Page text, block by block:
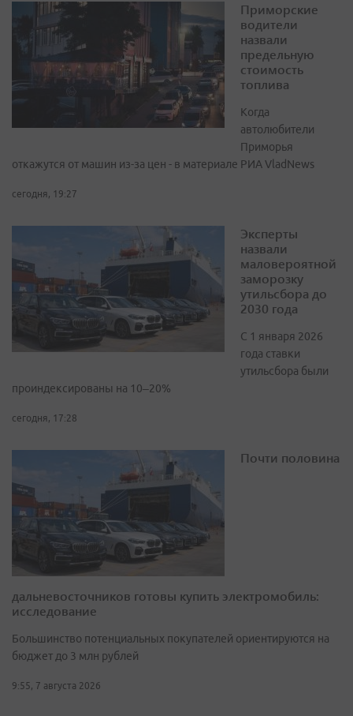
Приморские
водители
назвали
предельную
стоимость
топлива
Когда
автолюбители
Приморья
откажутся от машин из-за цен - в материале РИА VladNews
сегодня, 19:27
Эксперты
назвали
маловероятной
заморозку
утильсбора до
2030 года
С 1 января 2026
года ставки
утильсбора были
проиндексированы на 10–20%
сегодня, 17:28
Почти половина
дальневосточников готовы купить электромобиль:
исследование
Большинство потенциальных покупателей ориентируются на
бюджет до 3 млн рублей
9:55, 7 августа 2026